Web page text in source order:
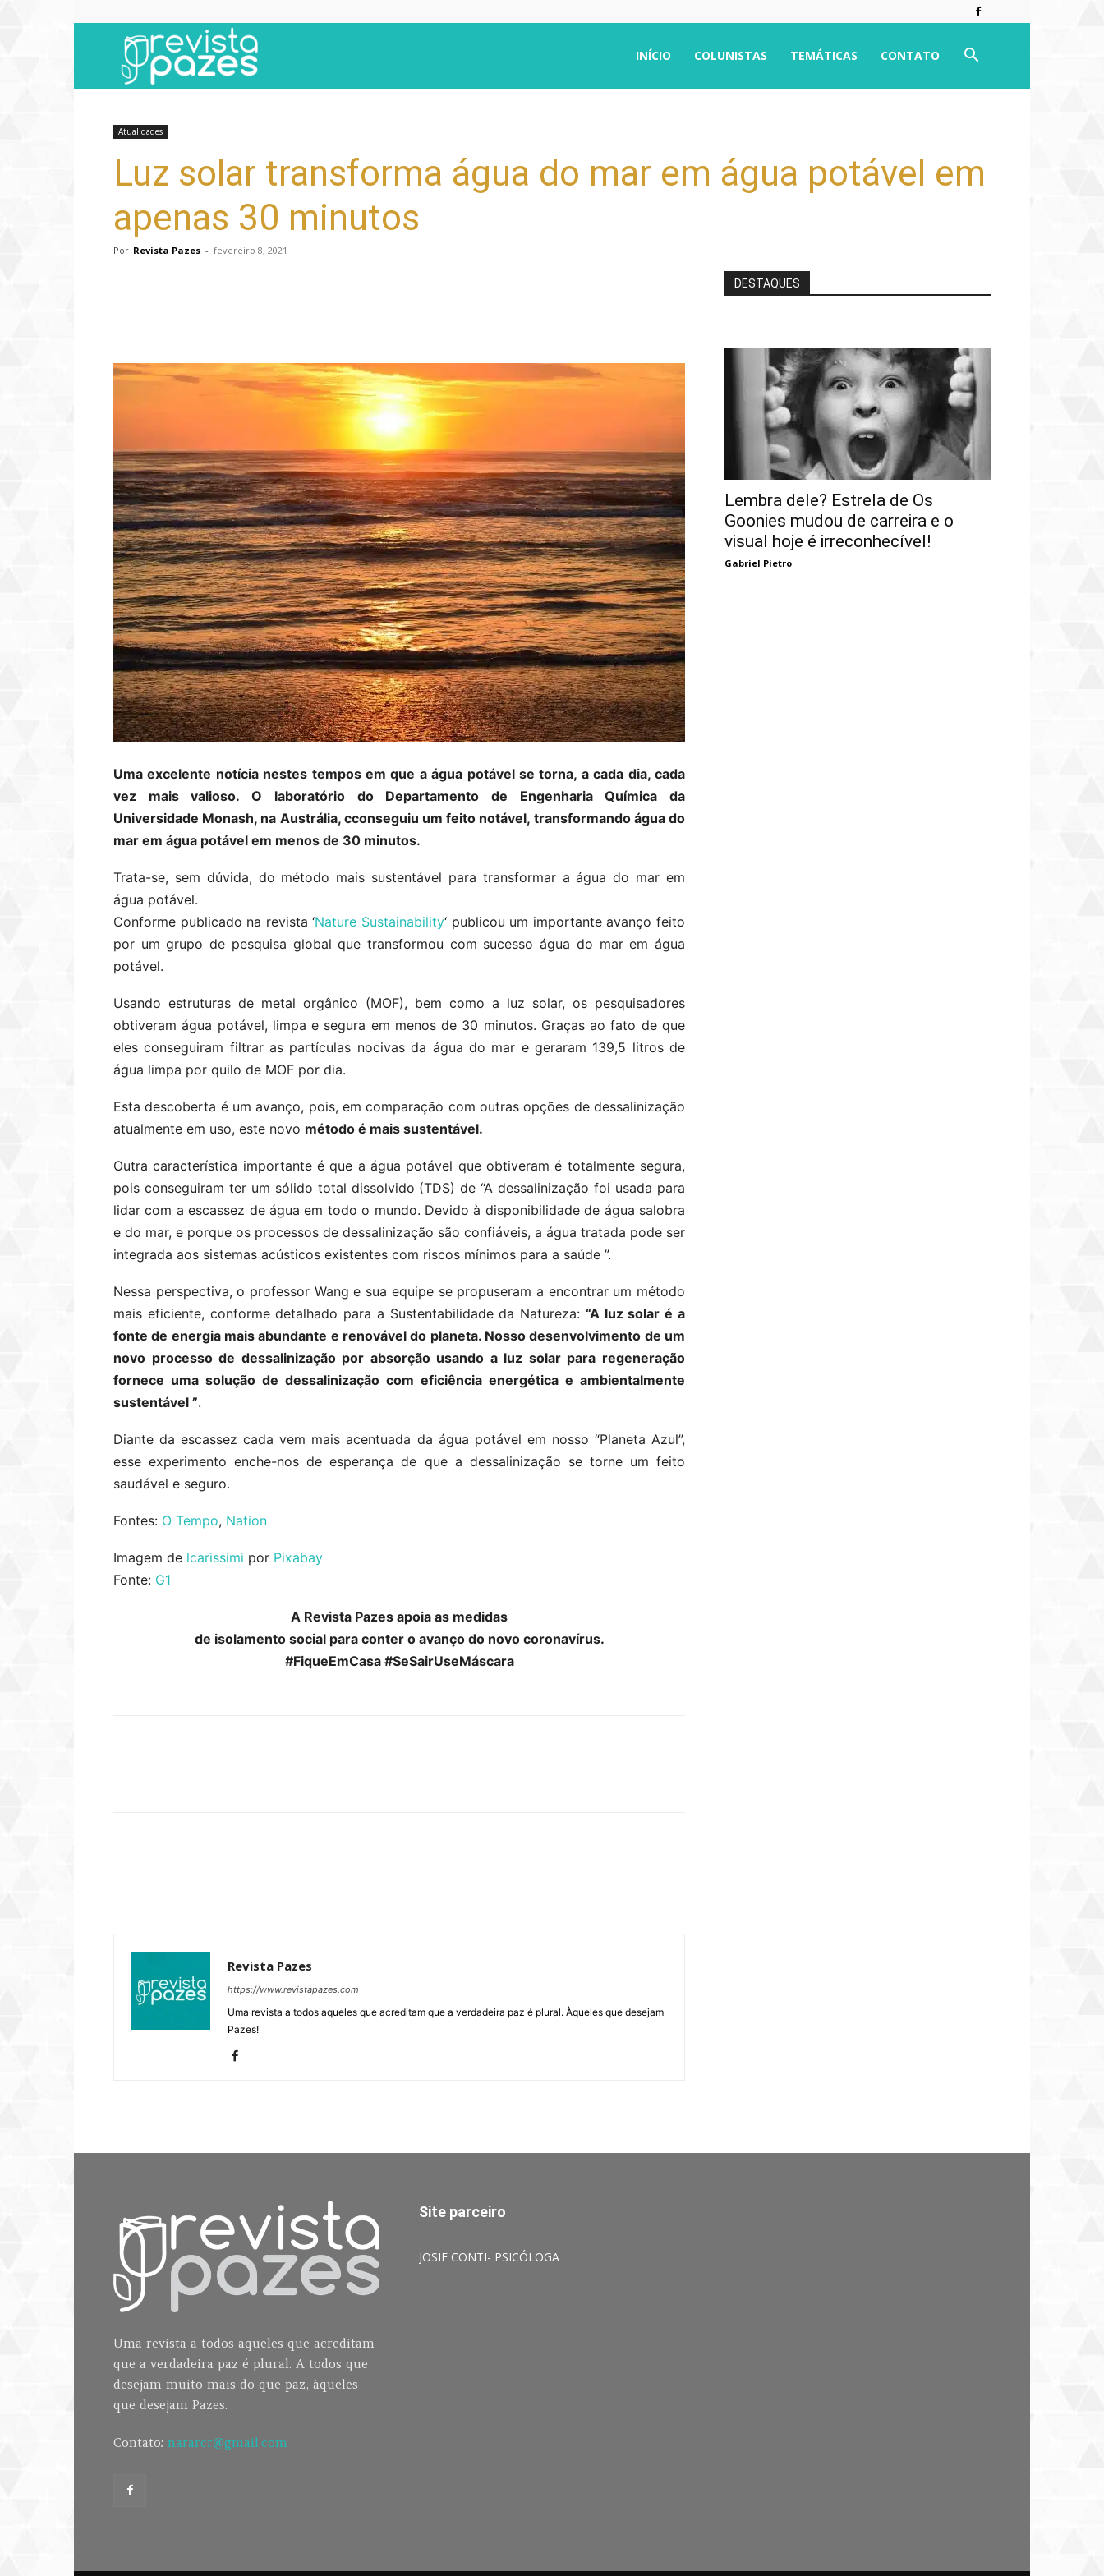
INÍCIO COLUNISTAS TEMÁTICAS CONTATO
Atualidades
Luz solar transforma água do mar em água potável em
apenas 30 minutos
Por Revista Pazes - fevereiro 8, 2021
Uma excelente notícia nestes tempos em que a água potável se torna, a cada dia, cada
vez mais valioso. O laboratório do Departamento de Engenharia Química da
Universidade Monash, na Austrália, cconseguiu um feito notável, transformando água do
mar em água potável em menos de 30 minutos.
Trata-se, sem dúvida, do método mais sustentável para transformar a água do mar em
água potável.
Conforme publicado na revista ‘Nature Sustainability‘ publicou um importante avanço feito
por um grupo de pesquisa global que transformou com sucesso água do mar em água
potável.
Usando estruturas de metal orgânico (MOF), bem como a luz solar, os pesquisadores
obtiveram água potável, limpa e segura em menos de 30 minutos. Graças ao fato de que
eles conseguiram filtrar as partículas nocivas da água do mar e geraram 139,5 litros de
água limpa por quilo de MOF por dia.
Esta descoberta é um avanço, pois, em comparação com outras opções de dessalinização
atualmente em uso, este novo método é mais sustentável.
Outra característica importante é que a água potável que obtiveram é totalmente segura,
pois conseguiram ter um sólido total dissolvido (TDS) de “A dessalinização foi usada para
lidar com a escassez de água em todo o mundo. Devido à disponibilidade de água salobra
e do mar, e porque os processos de dessalinização são confiáveis, a água tratada pode ser
integrada aos sistemas acústicos existentes com riscos mínimos para a saúde ”.
Nessa perspectiva, o professor Wang e sua equipe se propuseram a encontrar um método
mais eficiente, conforme detalhado para a Sustentabilidade da Natureza: “A luz solar é a
fonte de energia mais abundante e renovável do planeta. Nosso desenvolvimento de um
novo processo de dessalinização por absorção usando a luz solar para regeneração
fornece uma solução de dessalinização com eficiência energética e ambientalmente
sustentável ”.
Diante da escassez cada vem mais acentuada da água potável em nosso “Planeta Azul”,
esse experimento enche-nos de esperança de que a dessalinização se torne um feito
saudável e seguro.
Fontes: O Tempo, Nation
Imagem de lcarissimi por Pixabay
Fonte: G1
A Revista Pazes apoia as medidas
de isolamento social para conter o avanço do novo coronavírus.
#FiqueEmCasa #SeSairUseMáscara
Revista Pazes
https://www.revistapazes.com
Uma revista a todos aqueles que acreditam que a verdadeira paz é plural. Àqueles que desejam
Pazes!
DESTAQUES
Lembra dele? Estrela de Os
Goonies mudou de carreira e o
visual hoje é irreconhecível!
Gabriel Pietro
Uma revista a todos aqueles que acreditam
que a verdadeira paz é plural. A todos que
desejam muito mais do que paz, àqueles
que desejam Pazes.
Contato: nararcr@gmail.com
Site parceiro
JOSIE CONTI- PSICÓLOGA